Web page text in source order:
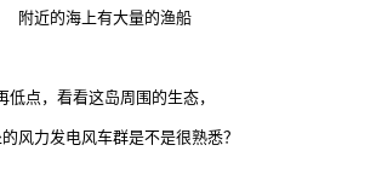
附近的海上有大量的渔船
低点，看看这岛周围的生态，
风力发电风车群是不是很熟悉？